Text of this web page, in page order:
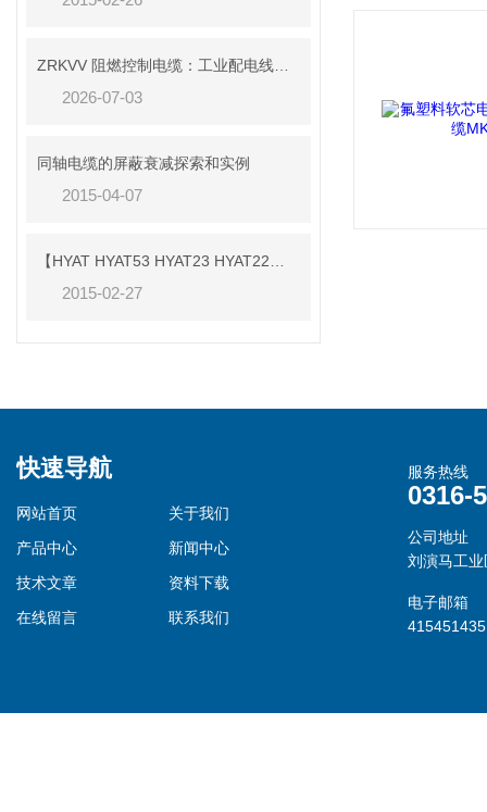
2026-07-03
同轴电缆的屏蔽衰减探索和实例
2015-04-07
2015-02-27
快速导航
网站首页
关于我们
产品中心
新闻中心
技术文章
资料下载
在线留言
联系我们
服务热线
0316-
公司地址
刘演马工业
电子邮箱